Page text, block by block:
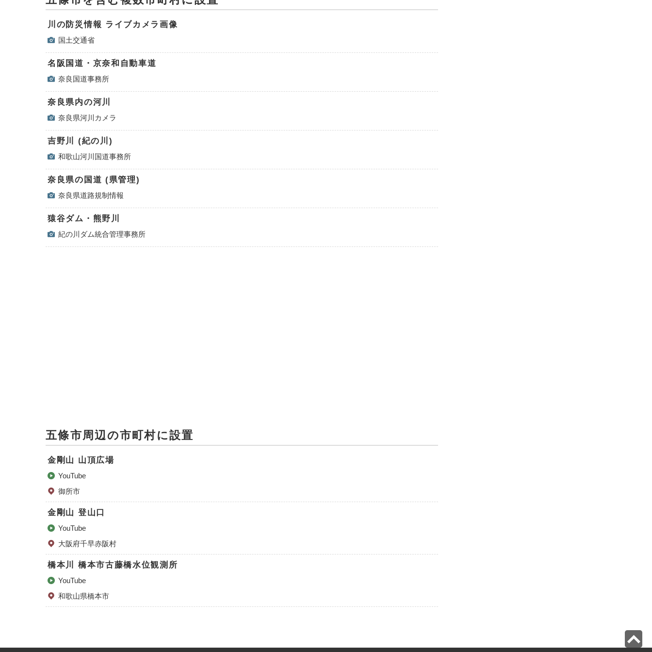
川の防災情報 ライブカメラ画像
国土交通省
名阪国道・京奈和自動車道
奈良国道事務所
奈良県内の河川
奈良県河川カメラ
吉野川 (紀の川)
和歌山河川国道事務所
奈良県の国道 (県管理)
奈良県道路規制情報
猿谷ダム・熊野川
紀の川ダム統合管理事務所
五條市周辺の市町村に設置
金剛山 山頂広場
YouTube
御所市
金剛山 登山口
YouTube
大阪府千早赤阪村
橋本川 橋本市古藤橋水位観測所
YouTube
和歌山県橋本市